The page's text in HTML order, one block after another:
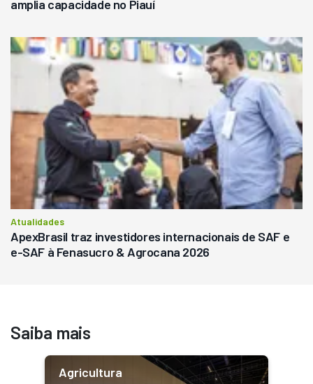
amplia capacidade no Piauí
Atualidades
ApexBrasil traz investidores internacionais de SAF e
e-SAF à Fenasucro & Agrocana 2026
Saiba mais
Agricultura